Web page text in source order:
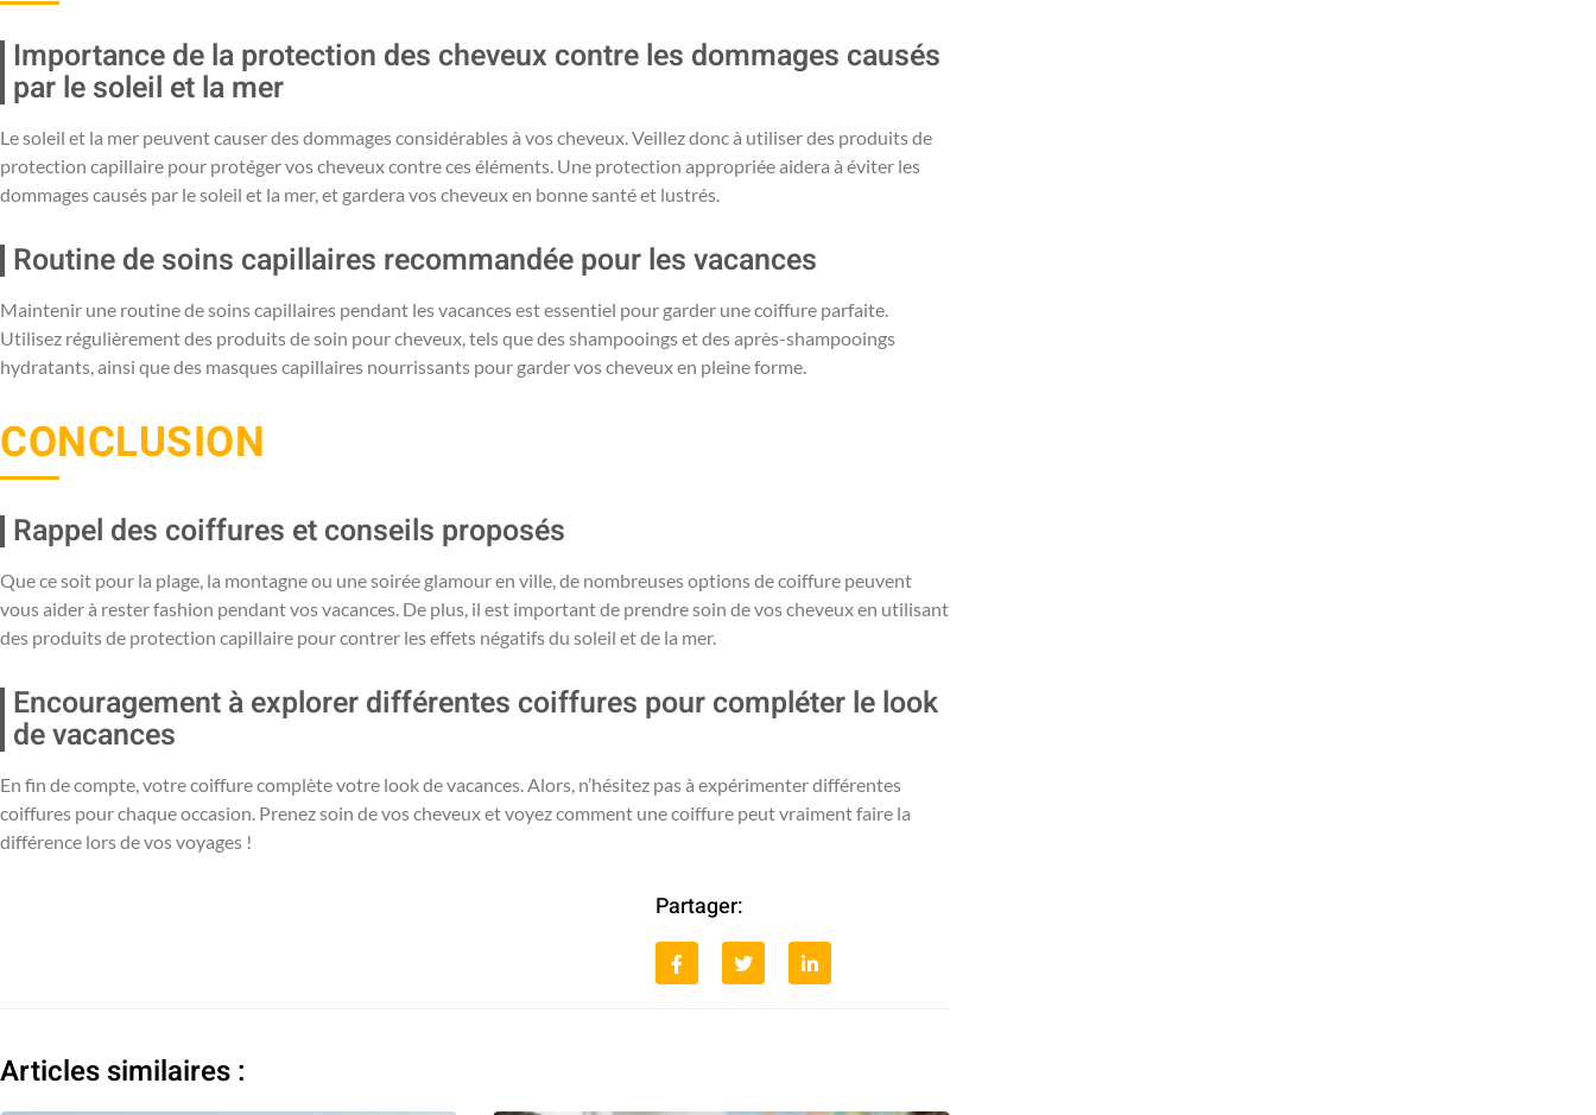
Importance de la protection des cheveux contre les dommages causés
par le soleil et la mer
Le soleil et la mer peuvent causer des dommages considérables à vos cheveux. Veillez donc à utiliser des produits de
protection capillaire pour protéger vos cheveux contre ces éléments. Une protection appropriée aidera à éviter les
dommages causés par le soleil et la mer, et gardera vos cheveux en bonne santé et lustrés.
Routine de soins capillaires recommandée pour les vacances
Maintenir une routine de soins capillaires pendant les vacances est essentiel pour garder une coiffure parfaite.
Utilisez régulièrement des produits de soin pour cheveux, tels que des shampooings et des après-shampooings
hydratants, ainsi que des masques capillaires nourrissants pour garder vos cheveux en pleine forme.
CONCLUSION
Rappel des coiffures et conseils proposés
Que ce soit pour la plage, la montagne ou une soirée glamour en ville, de nombreuses options de coiffure peuvent
vous aider à rester fashion pendant vos vacances. De plus, il est important de prendre soin de vos cheveux en utilisant
des produits de protection capillaire pour contrer les effets négatifs du soleil et de la mer.
Encouragement à explorer différentes coiffures pour compléter le look
de vacances
En fin de compte, votre coiffure complète votre look de vacances. Alors, n’hésitez pas à expérimenter différentes
coiffures pour chaque occasion. Prenez soin de vos cheveux et voyez comment une coiffure peut vraiment faire la
différence lors de vos voyages !
Partager:
Articles similaires :